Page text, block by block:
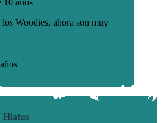
Hiatus